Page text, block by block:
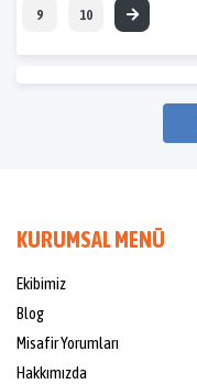
9 10
KURUMSAL MENÜ
Ekibimiz
Blog
Misafir Yorumları
Hakkımızda